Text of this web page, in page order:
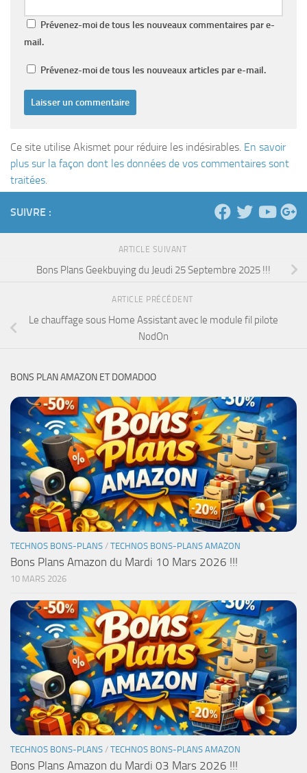
Prévenez-moi de tous les nouveaux commentaires par e-
mail.
Prévenez-moi de tous les nouveaux articles par e-mail.
Ce site utilise Akismet pour réduire les indésirables. En savoir
plus sur la façon dont les données de vos commentaires sont
traitées.
SUIVRE :
ARTICLE SUIVANT
Bons Plans Geekbuying du Jeudi 25 Septembre 2025 !!!
ARTICLE PRÉCÉDENT
Le chauffage sous Home Assistant avec le module fil pilote
NodOn
BONS PLAN AMAZON ET DOMADOO
TECHNOS BONS-PLANS / TECHNOS BONS-PLANS AMAZON
Bons Plans Amazon du Mardi 10 Mars 2026 !!!
10 MARS 2026
TECHNOS BONS-PLANS / TECHNOS BONS-PLANS AMAZON
Bons Plans Amazon du Mardi 03 Mars 2026 !!!